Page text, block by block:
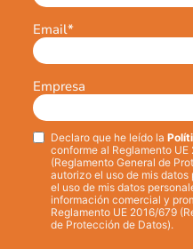
Email*
Empresa
Privacy*
Declaro que he leído la
conforme al Reglamento UE
(Reglamento General de
autorizo el uso de mis datos
el uso de mis datos
información comercial y
Reglamento UE 2016/679
de Protección de Datos).